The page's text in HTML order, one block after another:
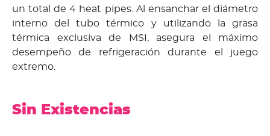
un total de 4 heat pipes. Al ensanchar el diámetro
interno del tubo térmico y utilizando la grasa
térmica exclusiva de MSI, asegura el máximo
desempeño de refrigeración durante el juego
extremo.
Sin Existencias